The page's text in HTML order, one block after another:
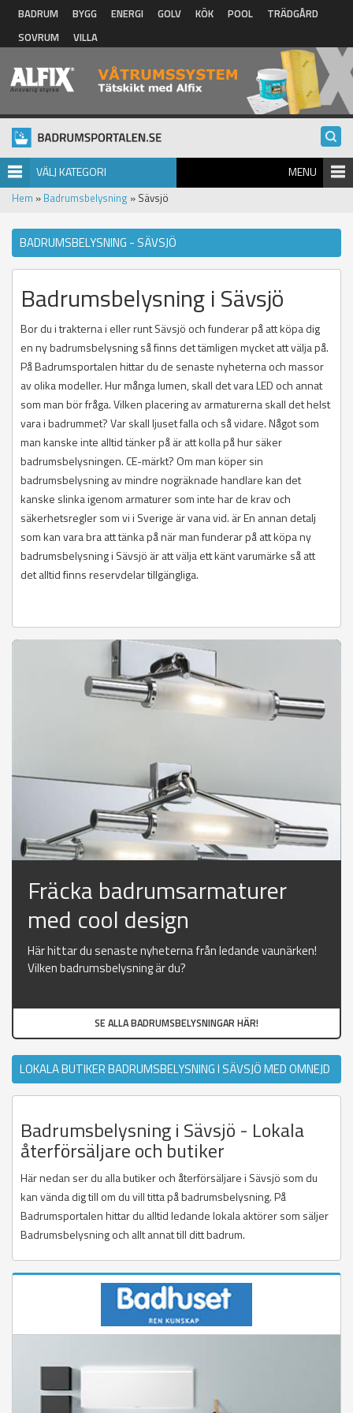
Hoppa till huvudinnehåll
BADRUM BYGG ENERGI GOLV KÖK POOL
TRÄDGÅRD
SOVRUM
VILLA
VÄLJ KATEGORI MENU
Hem » Badrumsbelysning » Sävsjö
BADRUMSBELYSNING - SÄVSJÖ
Badrumsbelysning i Sävsjö
Bor du i trakterna i eller runt Sävsjö och funderar på att köpa dig
en ny badrumsbelysning så finns det tämligen mycket att välja på.
På Badrumsportalen hittar du de senaste nyheterna och massor
av olika modeller. Hur många lumen, skall det vara LED och annat
som man bör fråga. Vilken placering av armaturerna skall det helst
vara i badrummet? Var skall ljuset falla och så vidare. Något som
man kanske inte alltid tänker på är att kolla på hur säker
badrumsbelysningen. CE-märkt? Om man köper sin
badrumsbelysning av mindre nogräknade handlare kan det
kanske slinka igenom armaturer som inte har de krav och
säkerhetsregler som vi i Sverige är vana vid. är En annan detalj
som kan vara bra att tänka på när man funderar på att köpa ny
badrumsbelysning i Sävsjö är att välja ett känt varumärke så att
det alltid finns reservdelar tillgängliga.
Fräcka badrumsarmaturer
med cool design
Här hittar du senaste nyheterna från ledande vaunärken!
Vilken badrumsbelysning är du?
SE ALLA BADRUMSBELYSNINGAR HÄR!
LOKALA BUTIKER BADRUMSBELYSNING I SÄVSJÖ MED OMNEJD
Badrumsbelysning i Sävsjö - Lokala
återförsäljare och butiker
Här nedan ser du alla butiker och återförsäljare i Sävsjö som du
kan vända dig till om du vill titta på badrumsbelysning. På
Badrumsportalen hittar du alltid ledande lokala aktörer som säljer
Badrumsbelysning och allt annat till ditt badrum.